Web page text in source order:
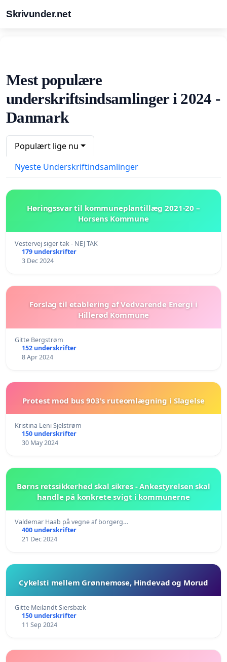
Skrivunder.net
Mest populære
underskriftsindsamlinger i 2024 -
Danmark
Populært lige nu
Nyeste Underskriftindsamlinger
Høringssvar til kommuneplantillæg 2021-20 –
Horsens Kommune
Vestervej siger tak - NEJ TAK
179 underskrifter
3 Dec 2024
Forslag til etablering af Vedvarende Energi i
Hillerød Kommune
Gitte Bergstrøm
152 underskrifter
8 Apr 2024
Protest mod bus 903's ruteomlægning i Slagelse
Kristina Leni Sjelstrøm
150 underskrifter
30 May 2024
Børns retssikkerhed skal sikres - Ankestyrelsen skal
handle på konkrete svigt i kommunerne
Valdemar Haab på vegne af borgerg…
400 underskrifter
21 Dec 2024
Cykelsti mellem Grønnemose, Hindevad og Morud
Gitte Meilandt Siersbæk
150 underskrifter
11 Sep 2024